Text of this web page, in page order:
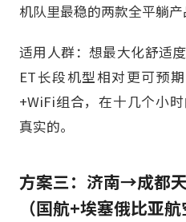
机队里最稳的两款全平躺产
适用人群：想最大化舒适
ET长段机型相对更可预
+WiFi组合，在十几个小
真实的。
方案三：济南→成都
（国航+埃塞俄比亚航